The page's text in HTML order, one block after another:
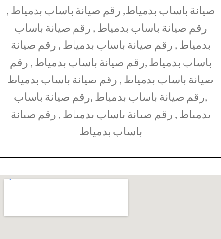
صيانة باساب بدمياط, رقم صيانة باساب بدمياط ,
رقم صيانة باساب بدمياط , رقم صيانة باساب
بدمياط , رقم صيانة باساب بدمياط , رقم صيانة
باساب بدمياط ,رقم صيانة باساب بدمياط , رقم
صيانة باساب بدمياط , رقم صيانة باساب بدمياط
,رقم صيانة باساب بدمياط ,رقم صيانة باساب
بدمياط , رقم صيانة باساب بدمياط , رقم صيانة
باساب بدمياط